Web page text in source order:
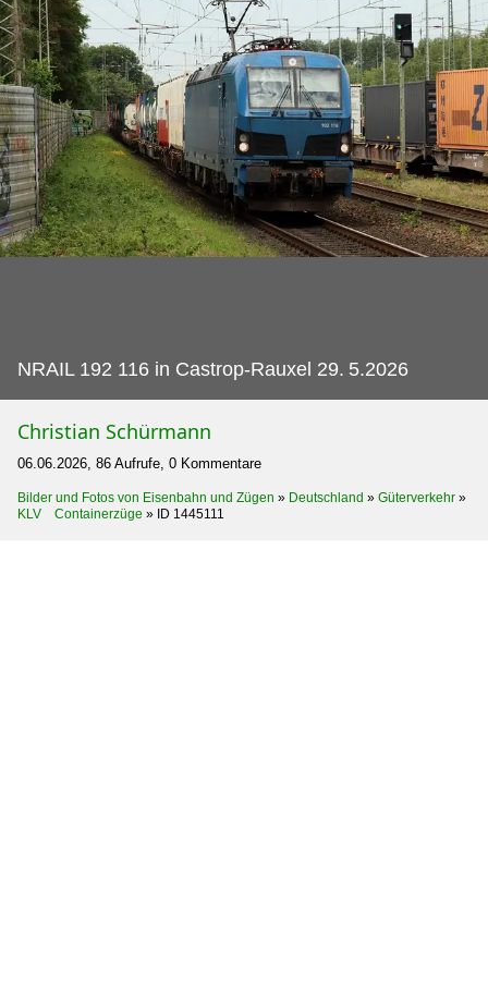
NRAIL 192 116 in Castrop-Rauxel 29. 5.2026
Christian Schürmann
06.06.2026, 86 Aufrufe, 0 Kommentare
Bilder und Fotos von Eisenbahn und Zügen » Deutschland » Güterverkehr »
KLV Containerzüge » ID 1445111